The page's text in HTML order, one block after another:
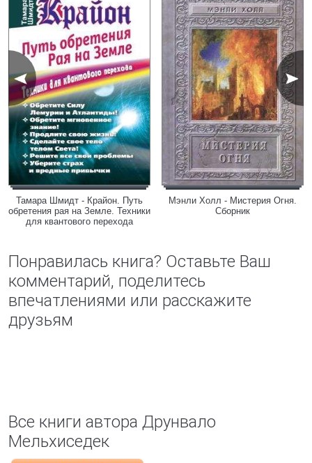
Тамара Шмидт - Крайон. Путь
обретения рая на Земле. Техники
для квантового перехода
Мэнли Холл - Мистерия Огня.
Сборник
Понравилась книга? Оставьте Ваш
комментарий, поделитесь
впечатлениями или расскажите
друзьям
Все книги автора Друнвало
Мельхиседек